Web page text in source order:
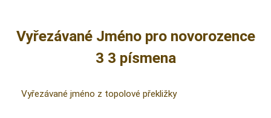
Vyřezávané Jméno pro novorozence
3 3 písmena
Vyřezávané jméno z topolové překližky